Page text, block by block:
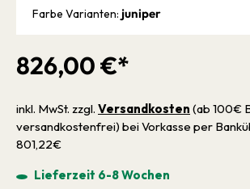
826,00 €*
inkl. MwSt. zzgl. Versandkosten (ab 100€
versandkostenfrei) bei Vorkasse per
801,22€
Lieferzeit 6-8 Wochen
Farbe Varianten: juniper